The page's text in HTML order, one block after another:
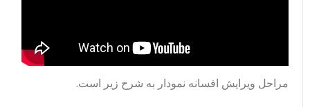
مراحل ویرایش افسانه نمودار به شرح زیر است.